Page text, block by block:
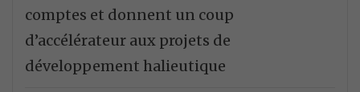
comptes et donnent un coup
d’accélérateur aux projets de
développement halieutique